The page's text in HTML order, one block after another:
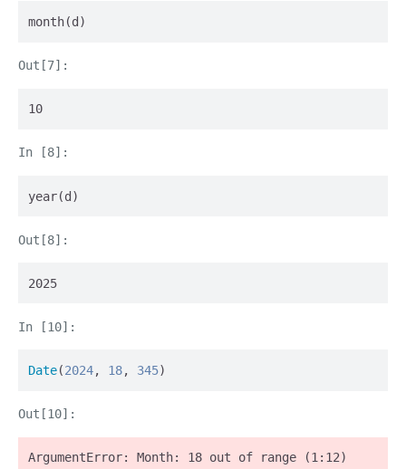
month(d)
10
year(d)
2025
Date(2024, 18, 345)
ArgumentError: Month: 18 out of range (1:12)